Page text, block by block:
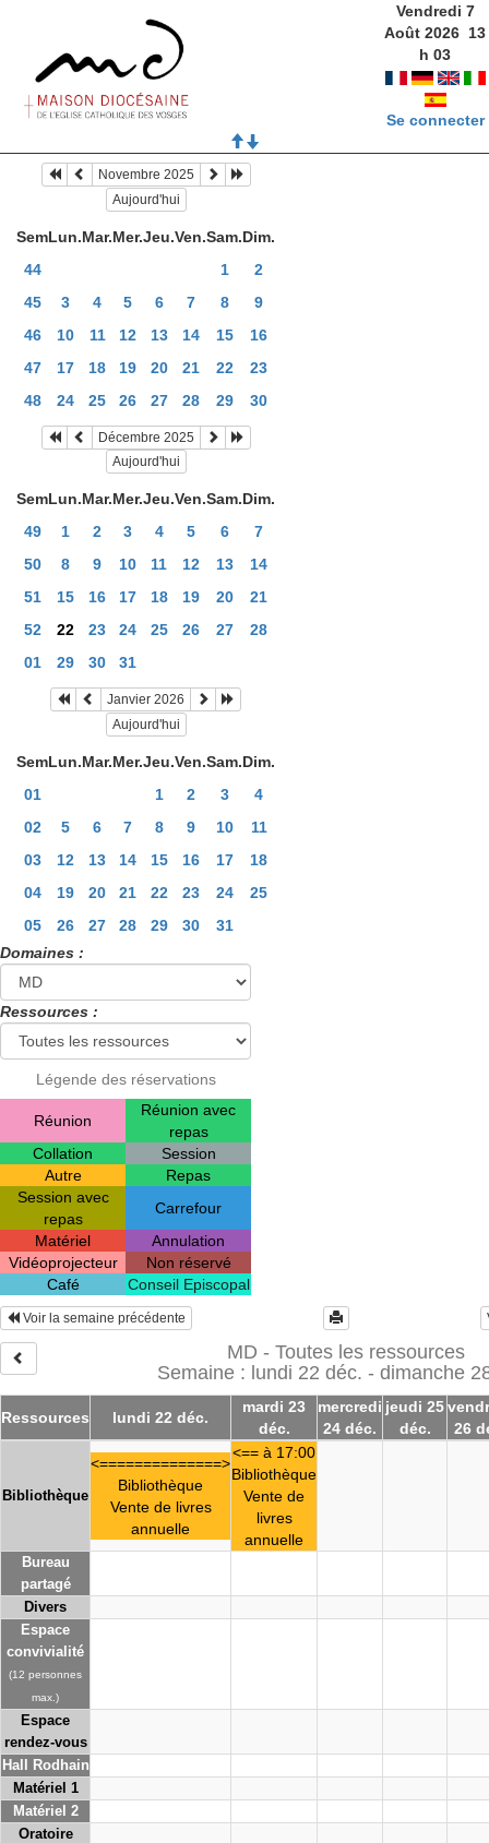
Vendredi 7
Août 2026 13
h03
Se connecter
Novembre 2025
Aujourd'hui
SemLun.Mar.Mer.Jeu.Ven.Sam.Dim.
44
1
2
45
3 4 5 6 7 8
9
46
10 11 12 13 14 15
16
47
17 18 19 20 21 22
23
48
24 25 26 27 28 29 30
Décembre 2025
Aujourd'hui
SemLun.Mar.Mer.Jeu.Ven.Sam.Dim.
49
1 2 3 4 5 6
7
50
8 9 10 11 12 13
14
51
15 16 17 18 19 20
21
52
22 23 24 25 26 27
28
01
29 30 31
Janvier 2026
Aujourd'hui
SemLun.Mar.Mer.Jeu.Ven.Sam.Dim.
01
1 2 3
4
02
5 6 7 8 9 10
11
03
12 13 14 15 16 17
18
04
19 20 21 22 23 24
25
05
26 27 28 29 30
31
Domaines :
Ressources :
Légende des réservations
Réunion
Réunion avec
repas
Collation
Session
Autre
Repas
Session avec
repas
Carrefour
Matériel
Annulation
Vidéoprojecteur
Non réservé
Café
Conseil Episcopal
Voir la semaine précédente
MD - Toutes les ressources
Semaine : lundi 22 déc. - dimanche
Ressources lundi 22 déc.
mardi 23
déc.
mercredi
24 déc.
jeudi 25
déc.
26
Bibliothèque
<==============>
Bibliothèque
Vente de livres
annuelle
<== à 17:00
Bibliothèque
Vente de
livres
annuelle
Bureau
partagé
Divers
Espace
convivialité
(12 personnes
max.)
Espace
rendez-vous
Hall Rodhain
Matériel 1
Matériel 2
Oratoire